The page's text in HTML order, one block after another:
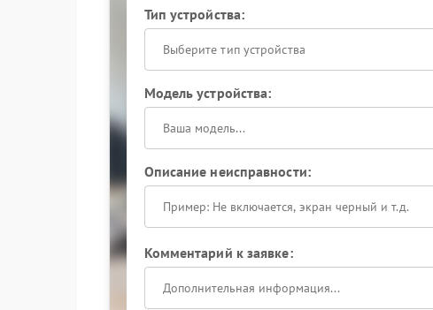
Тип устройства:
Выберите тип устройства
Модель устройства:
Описание неисправности:
Комментарий к заявке: